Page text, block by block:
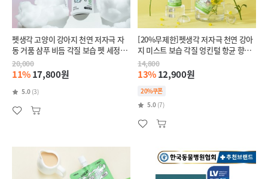
펫생각 고양이 강아지 천연 저자극 자
동 거품 샴푸 비듬 각질 보습 펫 세정제
300ml
20,000
11%17,800원
5.0 (3)
[20%무제한]펫생각 저자극 천연 강아
지 미스트 보습 각질 엉킨털 항균 향수
150ml
14,800
13%12,900원
20%쿠폰
5.0 (7)